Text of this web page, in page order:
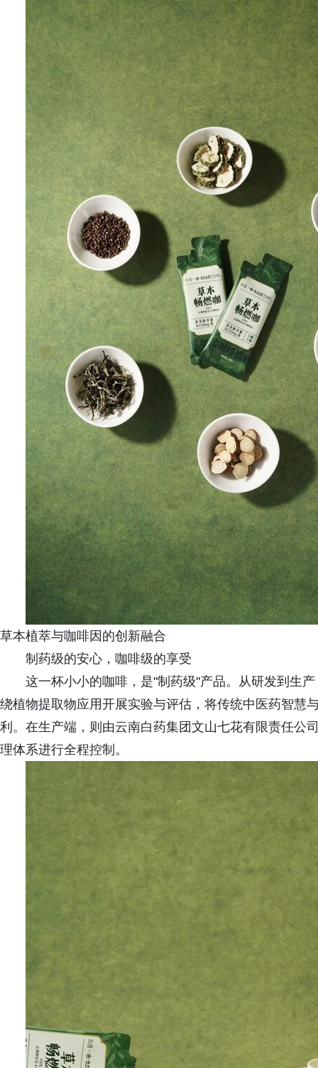
草本植萃与咖啡因的创新融合
制药级的安心，咖啡级的享受
这一杯小小的咖啡，是"制药级"产品。从研发到生
绕植物提取物应用开展实验与评估，将传统中医药智慧
利。在生产端，则由云南白药集团文山七花有限责任公
理体系进行全程控制。